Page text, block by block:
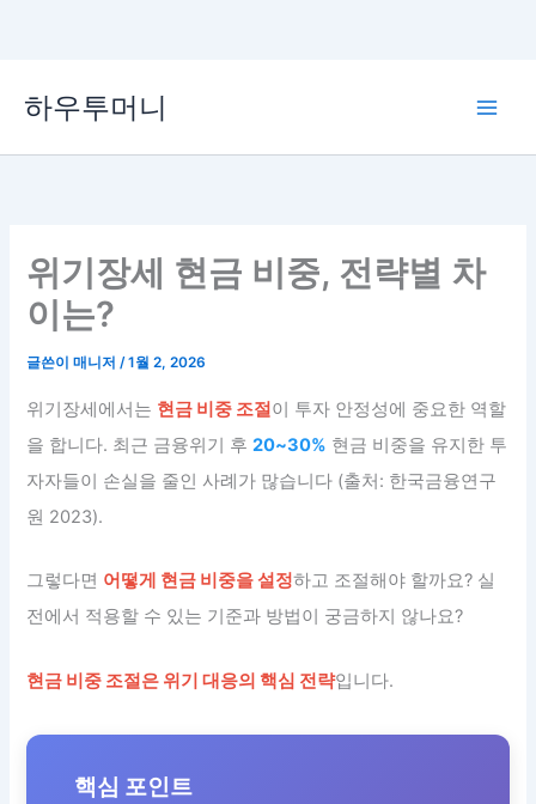
로
하우투머니
위기장세 현금 비중, 전략별 차
이는?
글쓴이매니저/1월 2, 2026
위기장세에서는 현금 비중 조절이 투자 안정성에 중요한 역할
을 합니다. 최근 금융위기 후20~30% 현금 비중을 유지한 투
자자들이 손실을 줄인 사례가 많습니다 (출처: 한국금융연구
원 2023).
그렇다면 어떻게 현금 비중을 설정하고 조절해야 할까요? 실
전에서 적용할 수 있는 기준과 방법이 궁금하지 않나요?
현금 비중 조절은 위기 대응의 핵심 전략입니다.
핵심 포인트